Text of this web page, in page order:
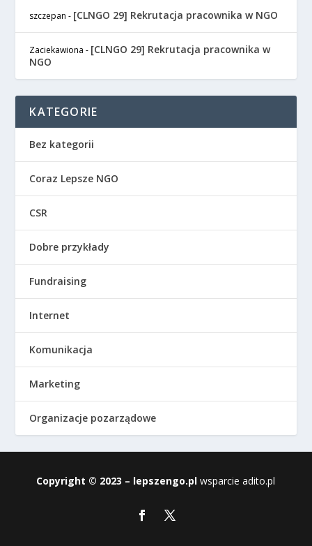
szczepan - [CLNGO 29] Rekrutacja pracownika w NGO
Zaciekawiona - [CLNGO 29] Rekrutacja pracownika w
NGO
KATEGORIE
Bez kategorii
Coraz Lepsze NGO
CSR
Dobre przykłady
Fundraising
Internet
Komunikacja
Marketing
Organizacje pozarządowe
Copyright © 2023 – lepszengo.pl wsparcieadito.pl